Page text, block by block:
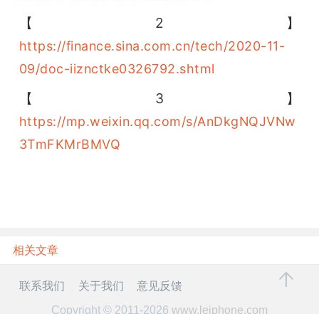
【2】
https://finance.sina.com.cn/tech/2020-11-
09/doc-iiznctke0326792.shtml
【3】
https://mp.weixin.qq.com/s/AnDkgNQJVNw
3TmFKMrBMVQ
相关文章
联系我们 关于我们
意见反馈
Copyright © 2011-2026 www.leiphone.com